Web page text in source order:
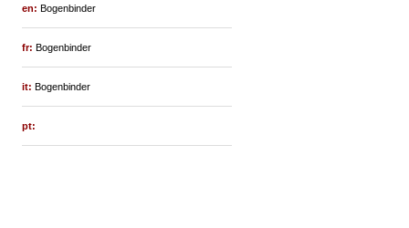
en:Bogenbinder
fr:Bogenbinder
it:Bogenbinder
pt: